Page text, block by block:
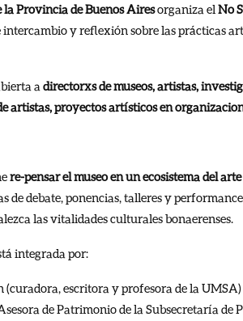
Provincia de Buenos Airesorganiza el No
intercambio y reflexión sobre las prácticas
a directorxs de museos, artistas,
artistas, proyectos artísticos en
re-pensar el museo en un ecosistema del
de debate, ponencias, talleres y
las vitalidades culturales bonaerenses.
integrada por:
(curadora, escritora y profesora de la UMSA)
de Patrimonio de la Subsecretaría